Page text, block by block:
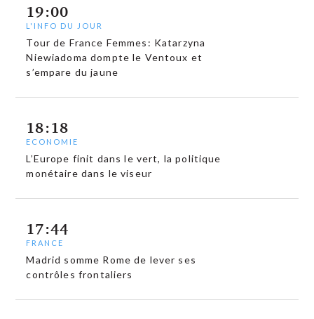
19:00
L'INFO DU JOUR
Tour de France Femmes: Katarzyna
Niewiadoma dompte le Ventoux et
s’empare du jaune
18:18
ECONOMIE
L’Europe finit dans le vert, la politique
monétaire dans le viseur
17:44
FRANCE
Madrid somme Rome de lever ses
contrôles frontaliers